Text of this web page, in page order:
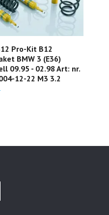
Pro-Kit B12
BMW 3 (E36)
09.95 - 02.98 Art: nr.
12-22 M3 3.2